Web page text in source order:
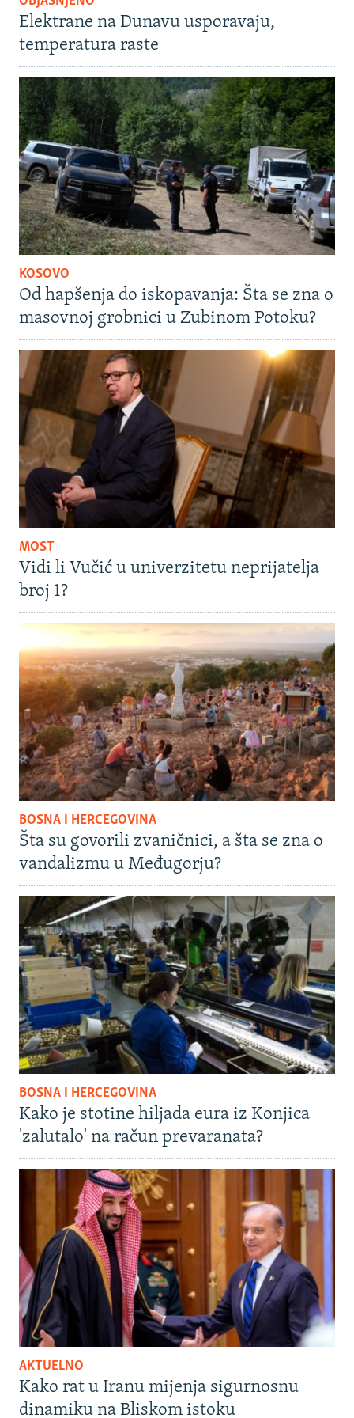
Elektrane na Dunavu usporavaju,
temperatura raste
KOSOVO
Od hapšenja do iskopavanja: Šta se zna o
masovnoj grobnici u Zubinom Potoku?
MOST
Vidi li Vučić u univerzitetu neprijatelja
broj 1?
BOSNA I HERCEGOVINA
Šta su govorili zvaničnici, a šta se zna o
vandalizmu u Međugorju?
BOSNA I HERCEGOVINA
Kako je stotine hiljada eura iz Konjica
'zalutalo' na račun prevaranata?
AKTUELNO
Kako rat u Iranu mijenja sigurnosnu
dinamiku na Bliskom istoku